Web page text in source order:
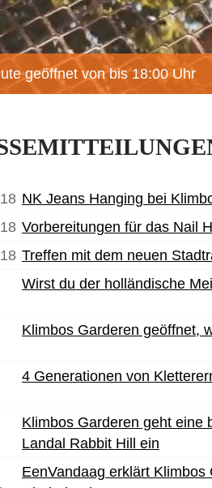
geöffnet von bis 18:00 Uhr
NK Jeans Hanging bei
Vorbereitungen für das Nail
Treffen mit dem neuen
Wirst du der holländische
Klimbos Garderen geöffnet,
4 Generationen von
Klimbos Garderen geht eine
Landal Rabbit Hill ein
EenVandaag erklärt